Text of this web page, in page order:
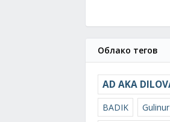
Облако тегов
AD AKA
BADIK Gulinur